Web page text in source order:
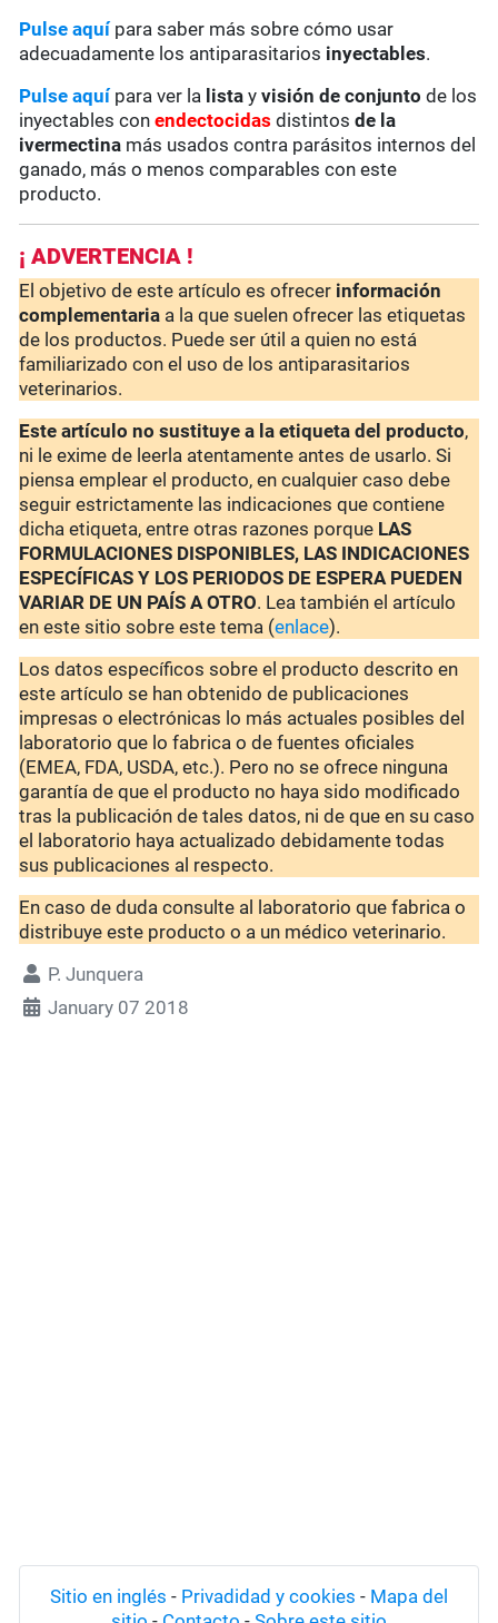
Pulse aquípara saber más sobre cómo usar
adecuadamente los antiparasitarios inyectables.
Pulse aquí para ver la lista yvisión de conjunto de los
inyectables conendectocidas distintos de la
ivermectina más usados contra parásitos internos del
ganado, más o menos comparables con este
producto.
¡ ADVERTENCIA !
El objetivo de este artículo es ofrecer información
complementaria a la que suelen ofrecer las etiquetas
de los productos. Puede ser útil a quien no está
familiarizado con el uso de los antiparasitarios
veterinarios.
Este artículo no sustituye a la etiqueta del producto,
ni le exime de leerla atentamente antes de usarlo. Si
piensa emplear el producto, en cualquier caso debe
seguir estrictamente las indicaciones que contiene
dicha etiqueta, entre otras razones porque LAS
FORMULACIONES DISPONIBLES, LAS INDICACIONES
ESPECÍFICAS Y LOS PERIODOS DE ESPERA PUEDEN
VARIAR DE UN PAÍS A OTRO. Lea también el artículo
en este sitio sobre este tema (enlace).
Los datos específicos sobre el producto descrito en
este artículo se han obtenido de publicaciones
impresas o electrónicas lo más actuales posibles del
laboratorio que lo fabrica o de fuentes oficiales
(EMEA, FDA, USDA, etc.). Pero no se ofrece ninguna
garantía de que el producto no haya sido modificado
tras la publicación de tales datos, ni de que en su caso
el laboratorio haya actualizado debidamente todas
sus publicaciones al respecto.
En caso de duda consulte al laboratorio que fabrica o
distribuye este producto o a un médico veterinario.
P. Junquera
January 07 2018
Sitio en inglés - Privadidad y cookies - Mapa del